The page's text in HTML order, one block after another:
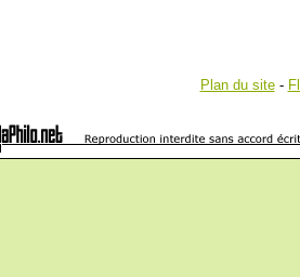
Plan du site-